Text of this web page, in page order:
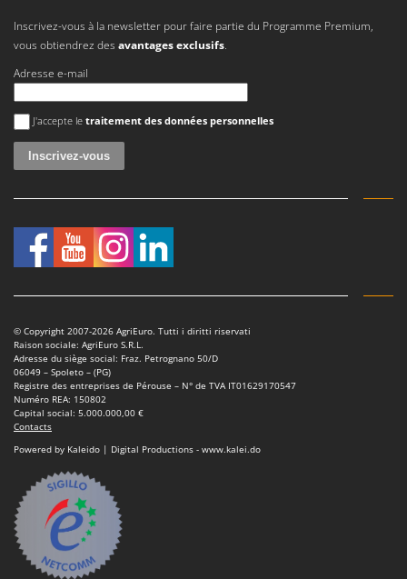
Inscrivez-vous à la newsletter pour faire partie du Programme Premium,
vous obtiendrez des avantages exclusifs.
Adresse e-mail
Une erreur est survenue
J'accepte le traitement des données personnelles
© Copyright 2007-2026 AgriEuro. Tutti i diritti riservati
Raison sociale: AgriEuro S.R.L.
Adresse du siège social: Fraz. Petrognano 50/D
06049 – Spoleto – (PG)
Registre des entreprises de Pérouse – N° de TVA IT01629170547
Numéro REA: 150802
Capital social: 5.000.000,00 €
Contacts
Powered by Kaleido | Digital Productions - www.kalei.do